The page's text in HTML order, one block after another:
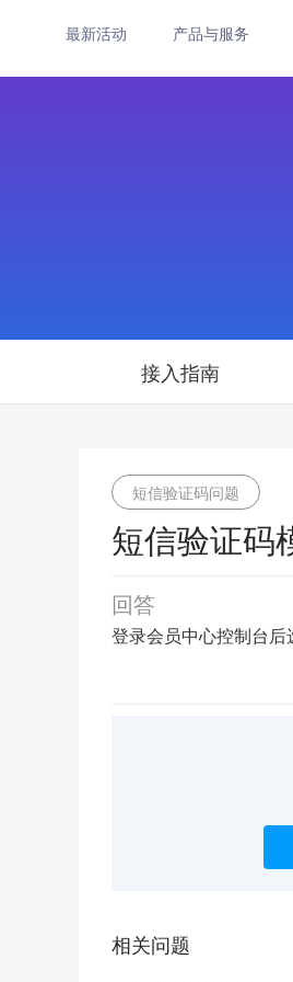
最新活动 产品与服务
接入指南
短信验证码问题
短信验证码
回答
登录会员中心控制台
相关问题